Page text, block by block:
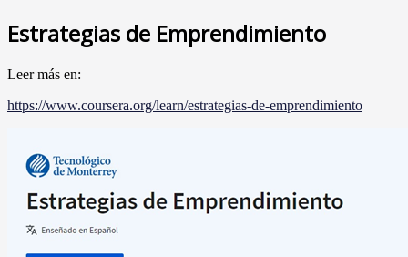
Estrategias de Emprendimiento
Leer más en:
https://www.coursera.org/learn/estrategias-de-emprendimiento